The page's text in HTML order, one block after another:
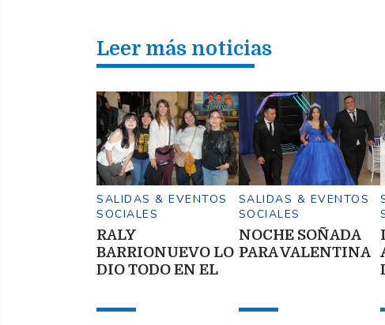
Leer más noticias
SALIDAS & EVENTOS
SOCIALES
RALY
BARRIONUEVO LO
DIO TODO EN EL
SALIDAS & EVENTOS
SOCIALES
NOCHE SOÑADA
PARA VALENTINA